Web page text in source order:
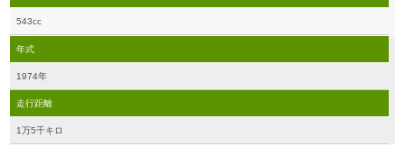
543cc
年式
1974年
走行距離
1万5千キロ